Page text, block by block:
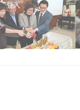
登入